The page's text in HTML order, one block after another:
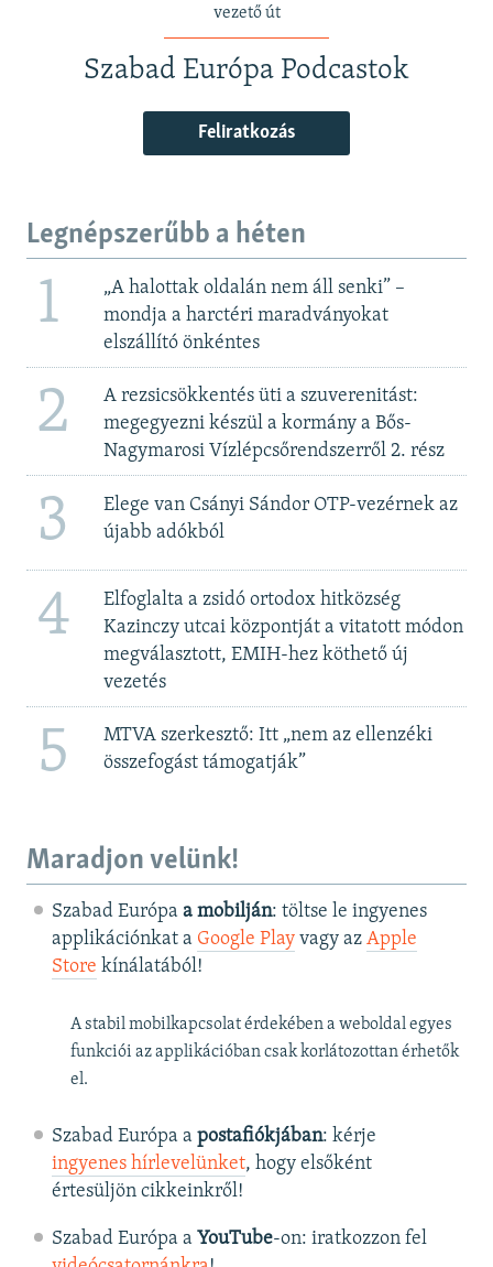
vezető út
Szabad Európa Podcastok
Feliratkozás
Legnépszerűbb a héten
1
„A halottak oldalán nem áll senki” –
mondja a harctéri maradványokat
elszállító önkéntes
2
A rezsicsökkentés üti a szuverenitást:
megegyezni készül a kormány a Bős-
Nagymarosi Vízlépcsőrendszerről 2. rész
3
Elege van Csányi Sándor OTP-vezérnek az
újabb adókból
4
Elfoglalta a zsidó ortodox hitközség
Kazinczy utcai központját a vitatott módon
megválasztott, EMIH-hez köthető új
vezetés
5
MTVA szerkesztő: Itt „nem az ellenzéki
összefogást támogatják”
Maradjon velünk!
Szabad Európa a mobilján: töltse le ingyenes
applikációnkat a Google Playvagy az Apple
Store kínálatából!
A stabil mobilkapcsolat érdekében a weboldal egyes
funkciói az applikációban csak korlátozottan érhetők
el.
Szabad Európa a postafiókjában: kérje
ingyenes hírlevelünket, hogy elsőként
értesüljön cikkeinkről!
Szabad Európa a YouTube-on: iratkozzon fel